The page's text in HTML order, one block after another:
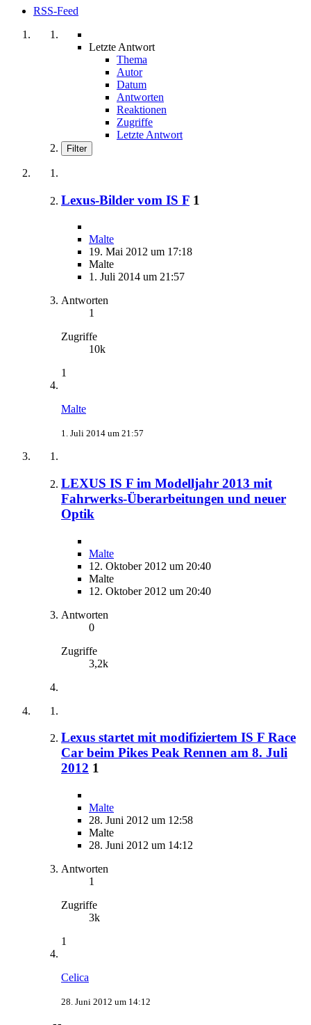
RSS-Feed
Letzte Antwort
Thema
Autor
Datum
Antworten
Reaktionen
Zugriffe
Letzte Antwort
Filter
Lexus-Bilder vom IS F 1
Malte
19. Mai 2012 um 17:18
Malte
1. Juli 2014 um 21:57
Antworten
1
Zugriffe
10k
1
Malte
1. Juli 2014 um 21:57
LEXUS IS F im Modelljahr 2013 mit
Fahrwerks-Überarbeitungen und neuer
Optik
Malte
12. Oktober 2012 um 20:40
Malte
12. Oktober 2012 um 20:40
Antworten
0
Zugriffe
3,2k
Lexus startet mit modifiziertem IS F Race
Car beim Pikes Peak Rennen am 8. Juli
2012 1
Malte
28. Juni 2012 um 12:58
Malte
28. Juni 2012 um 14:12
Antworten
1
Zugriffe
3k
1
Celica
28. Juni 2012 um 14:12